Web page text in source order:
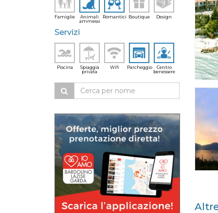
Famiglie
Animali
ammessi
Romantici Boutique Design
Servizi
Piscina
Spiaggia
privata
Wifi Parcheggio
Centro
benessere